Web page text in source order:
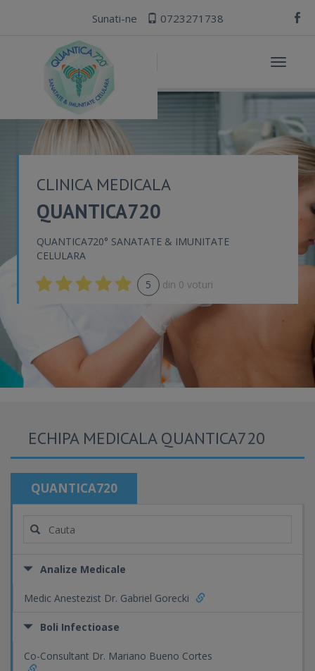
Sunati-ne 0723271738
Toggle
CLINICA MEDICALA
QUANTICA720
QUANTICA720° SANATATE & IMUNITATE
CELULARA
5 din 0 voturi
ECHIPA MEDICALA QUANTICA720
QUANTICA720
Analize Medicale
Medic Anestezist Dr. Gabriel Gorecki
Boli Infectioase
Co-Consultant Dr. Mariano Bueno Cortes